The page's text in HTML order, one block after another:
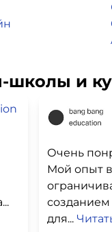
и
Очень
Мой опыт
для...